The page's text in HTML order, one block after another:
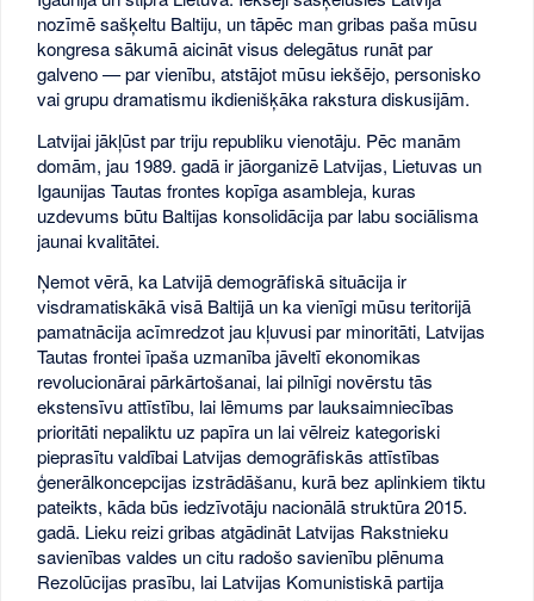
nozīmē sašķeltu Baltiju, un tāpēc man gribas paša mūsu
kongresa sākumā aicināt visus delegātus runāt par
galveno — par vienību, atstājot mūsu iekšējo, personisko
vai grupu dramatismu ikdienišķāka rakstura diskusijām.
Latvijai jākļūst par triju republiku vienotāju. Pēc manām
domām, jau 1989. gadā ir jāorganizē Latvijas, Lietuvas un
Igaunijas Tautas frontes kopīga asambleja, kuras
uzdevums būtu Baltijas konsolidācija par labu sociālisma
jaunai kvalitātei.
Ņemot vērā, ka Latvijā demogrāfiskā situācija ir
visdramatiskākā visā Baltijā un ka vienīgi mūsu teritorijā
pamatnācija acīmredzot jau kļuvusi par minoritāti, Latvijas
Tautas frontei īpaša uzmanība jāveltī ekonomikas
revolucionārai pārkārtošanai, lai pilnīgi novērstu tās
ekstensīvu attīstību, lai lēmums par lauksaimniecības
prioritāti nepaliktu uz papīra un lai vēlreiz kategoriski
pieprasītu valdībai Latvijas demogrāfiskās attīstības
ģenerālkoncepcijas izstrādāšanu, kurā bez aplinkiem tiktu
pateikts, kāda būs iedzīvotāju nacionālā struktūra 2015.
gadā. Lieku reizi gribas atgādināt Latvijas Rakstnieku
savienības valdes un citu radošo savienību plēnuma
Rezolūcijas prasību, lai Latvijas Komunistiskā partija